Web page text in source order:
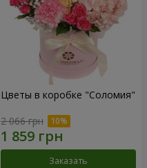
Цветы в коробке "Соломия"
2 066 грн
Заказать